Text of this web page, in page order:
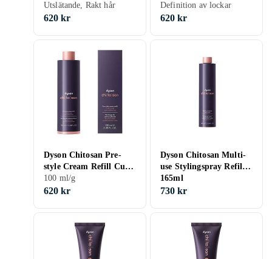
Wavy rich
conditioning100ml
Utslätande, Rakt hår
620 kr
Coily light conditioning
100ml
Definition av lockar
620 kr
Dyson Chitosan Pre-
style Cream Refill Curly
to Coily, Rich
Conditioning
100 ml/g
620 kr
Dyson Chitosan Multi-
use Stylingspray Refill
165ml
730 kr